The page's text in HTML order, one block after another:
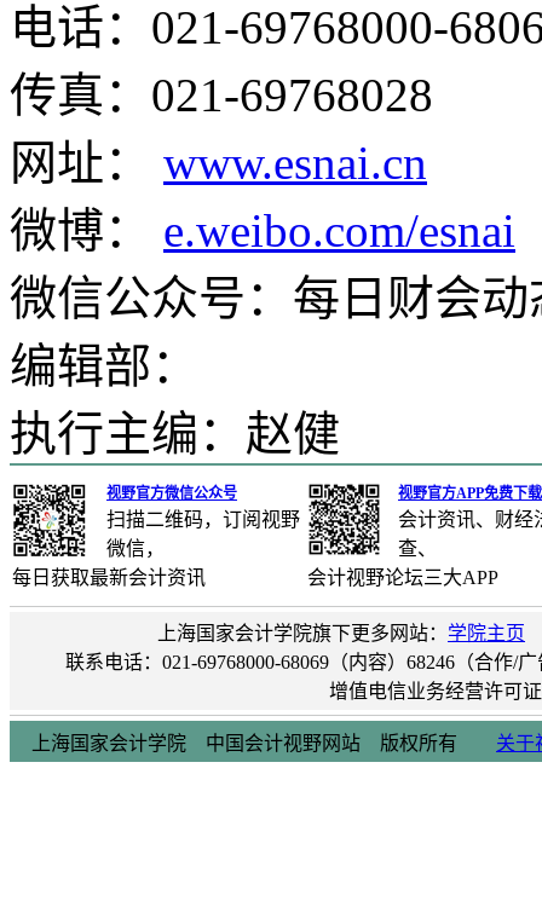
电话：021-69768000-
传真：021-69768028
网址： www.esnai.cn
微博： e.weibo.com/esnai
微信公众号：每日财会
编辑部：
执行主编：赵健
视野官方微信公众号
扫描二维码，订阅视野
微信，
每日获取最新会计资讯
视野官方APP免费下载
会计资讯、财经
查、
会计视野论坛三大APP
上海国家会计学院旗下更多网站： 学院主页
联系电话：021-69768000-68069（内容）68246（合
增值电信业务经营许可证
上海国家会计学院 中国会计视野网站 版权所有 关于